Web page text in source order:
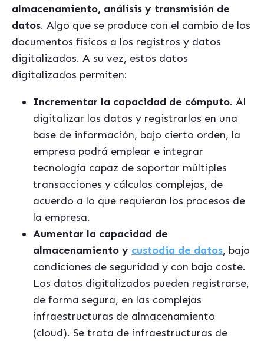
almacenamiento, análisis y transmisión de
datos. Algo que se produce con el cambio de los
documentos físicos a los registros y datos
digitalizados. A su vez, estos datos
digitalizados permiten:
Incrementar la capacidad de cómputo. Al
digitalizar los datos y registrarlos en una
base de información, bajo cierto orden, la
empresa podrá emplear e integrar
tecnología capaz de soportar múltiples
transacciones y cálculos complejos, de
acuerdo a lo que requieran los procesos de
la empresa.
Aumentar la capacidad de
almacenamiento y custodia de datos, bajo
condiciones de seguridad y con bajo coste.
Los datos digitalizados pueden registrarse,
de forma segura, en las complejas
infraestructuras de almacenamiento
(cloud). Se trata de infraestructuras de